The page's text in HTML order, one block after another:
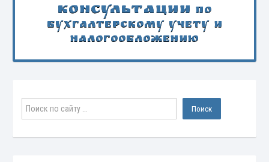
Консультации по
бухгалтерскому учету и
налогообложению